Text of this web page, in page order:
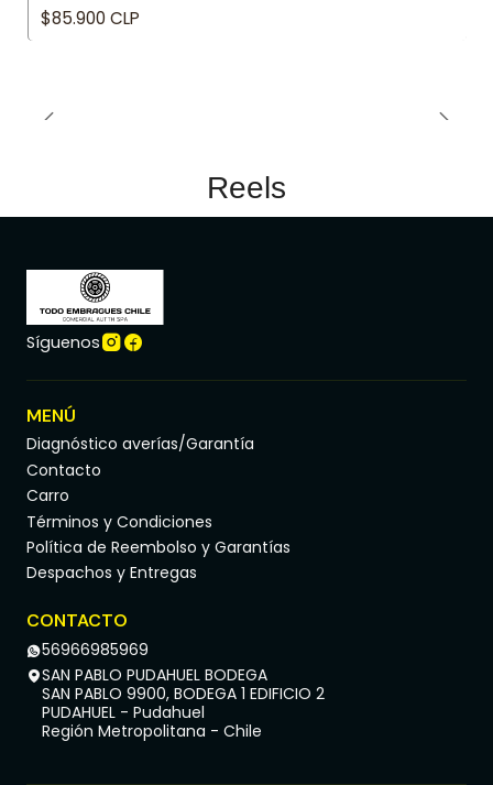
$85.900 CLP
Reels
Síguenos
MENÚ
Diagnóstico averías/Garantía
Contacto
Carro
Términos y Condiciones
Política de Reembolso y Garantías
Despachos y Entregas
CONTACTO
56966985969
SAN PABLO PUDAHUEL BODEGA
SAN PABLO 9900, BODEGA 1 EDIFICIO 2
PUDAHUEL - Pudahuel
Región Metropolitana - Chile